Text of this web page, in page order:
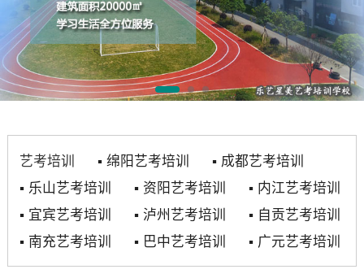
艺考培训 ▪ 绵阳艺考培训 ▪ 成都艺考培训
▪ 乐山艺考培训 ▪ 资阳艺考培训 ▪ 内江艺考培训
▪ 宜宾艺考培训 ▪ 泸州艺考培训 ▪ 自贡艺考培训
▪ 南充艺考培训 ▪ 巴中艺考培训 ▪ 广元艺考培训